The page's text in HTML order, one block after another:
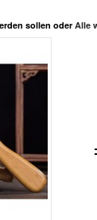
sollen oder Alle